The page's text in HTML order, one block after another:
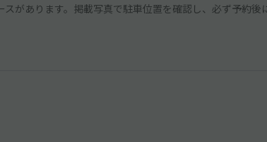
があります。掲載写真で駐車位置を確認し、必ず予約後